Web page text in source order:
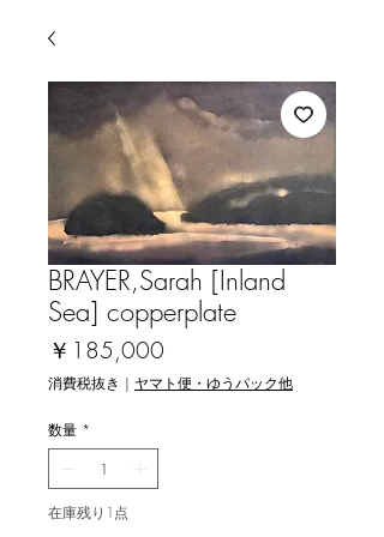
BRAYER,Sarah [Inland
Sea] copperplate
￥185,000
格
消費税抜き | ヤマト便・ゆうパック他
数量 *
在庫残り1点